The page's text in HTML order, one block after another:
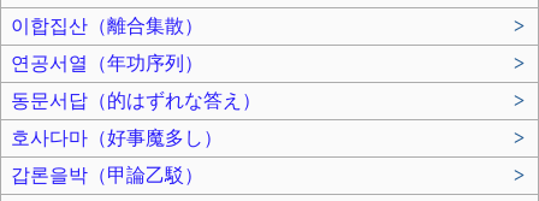
이합집산（離合集散）
>
연공서열（年功序列）
>
동문서답（的はずれな答え）
>
호사다마（好事魔多し）
>
갑론을박（甲論乙駁）
>